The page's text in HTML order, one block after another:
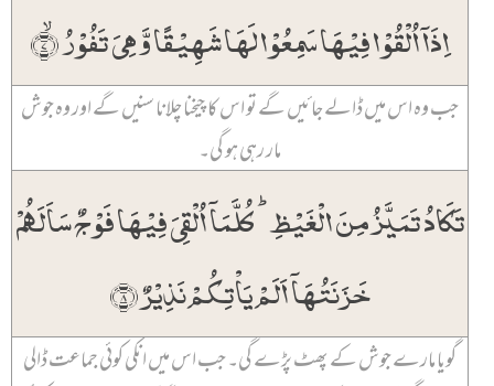
اِذَاۤ اُلۡقُوۡا فِیۡہَا سَمِعُوۡا لَہَا شَہِیۡقًا وَّ ہِیَ تَفُوۡرُ ۙ﴿۷﴾
جب وہ اس میں ڈالے جائیں گے تو اس کا چیخنا چلانا سنیں گے اور وہ جوش
مار رہی ہو گی۔
تَکَادُ تَمَیَّزُ مِنَ الۡغَیۡظِ ؕ کُلَّمَاۤ اُلۡقِیَ فِیۡہَا فَوۡجٌ سَاَلَہُمۡ
خَزَنَتُہَاۤ اَلَمۡ یَاۡتِکُمۡ نَذِیۡرٌ ﴿۸﴾
گویا مارے جوش کے پھٹ پڑے گی۔ جب اس میں انکی کوئی جماعت ڈالی